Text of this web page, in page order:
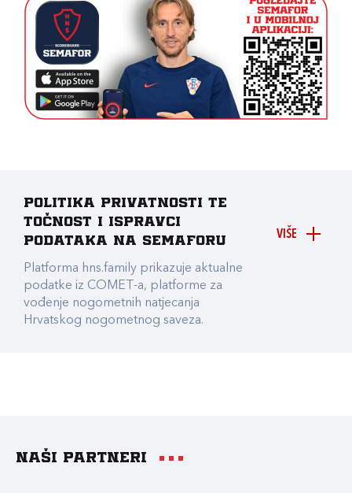
VIŠE
Politika privatnosti te
točnost i ispravci
podataka na Semaforu
Platforma hns.family prikazuje aktualne
podatke iz COMET-a, platforme za
vođenje nogometnih natjecanja
Hrvatskog nogometnog saveza.
Naši partneri